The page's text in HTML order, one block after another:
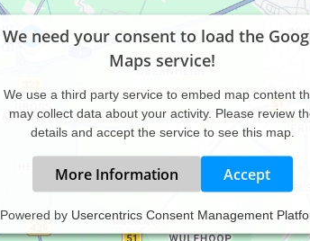
We need your consent to load the
Maps service!
We use a third party service to embed map content
may collect data about your activity. Please review
details and accept the service to see this map.
More Information Accept
Powered by Usercentrics Consent Management